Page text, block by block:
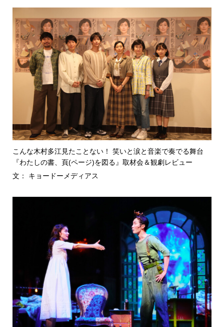
こんな木村多江見たことない！ 笑いと涙と音楽で奏でる舞台
『わたしの書、頁(ページ)を図る』取材会＆観劇レビュー
文： キョードーメディアス